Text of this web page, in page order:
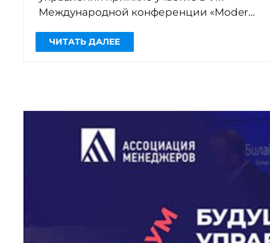
Международной конференции «Modern
META2021» (организаторы — наши